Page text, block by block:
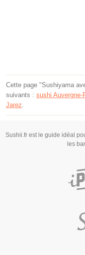
Cette page "Sushiyama
suivants : sushi Auvergne-
Jarez.
Sushii.fr est le guide idéal
les